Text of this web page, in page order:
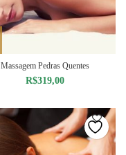
Massagem Pedras Quentes
R$319,00